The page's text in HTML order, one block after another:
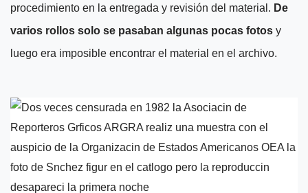
procedimiento en la entregada y revisión del material. De
varios rollos solo se pasaban algunas pocas fotos y
luego era imposible encontrar el material en el archivo.